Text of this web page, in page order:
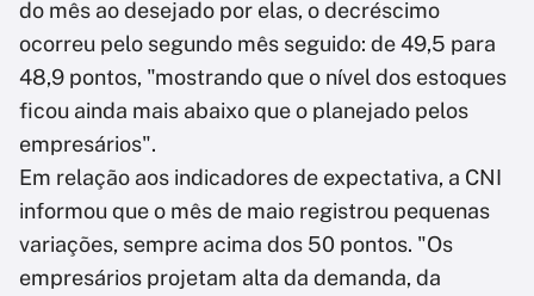
do mês ao desejado por elas, o decréscimo
ocorreu pelo segundo mês seguido: de 49,5 para
48,9 pontos, "mostrando que o nível dos estoques
ficou ainda mais abaixo que o planejado pelos
empresários".
Em relação aos indicadores de expectativa, a CNI
informou que o mês de maio registrou pequenas
variações, sempre acima dos 50 pontos. "Os
empresários projetam alta da demanda, da